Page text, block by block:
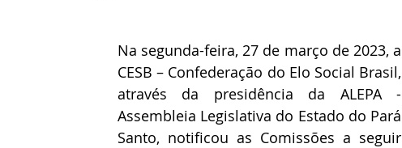
Na segunda-feira, 27 de março de 2023, a
CESB – Confederação do Elo Social Brasil,
através da presidência da ALEPA -
Assembleia Legislativa do Estado do Pará
Santo, notificou as Comissões a seguir